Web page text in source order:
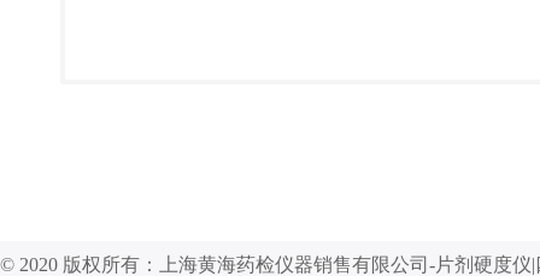
© 2020 版权所有：上海黄海药检仪器销售有限公司-片剂硬度